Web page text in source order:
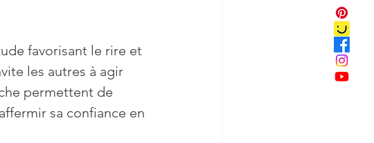
les autres à agir
permettent de
sa confiance en